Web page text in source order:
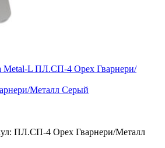
Metal-L ПЛ.СП-4 Орех Гварнери/
Металл Серый
ПЛ.СП-4 Орех Гварнери/Металл